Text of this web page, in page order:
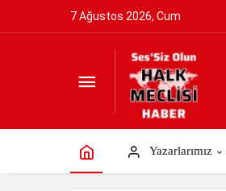
7 Ağustos 2026, Cum
Yazarlarımız
Silahın Gölgesine